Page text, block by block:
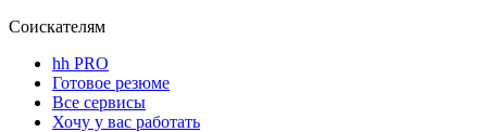
Соискателям
hh PRO
Готовое резюме
Все сервисы
Хочу у вас работать